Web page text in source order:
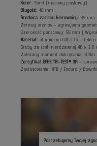
Kolor: Sand (matowy piaskowy)
Długość: 40 mm
Średnica zacisku kierownicy: 35 mm
Zerowy wznios – agresywna
Szerokość podstawy: 58 mm |
Materiał: aluminium 6061 T6 – lekki
Śruby ze stali nierdzewnej M6 x 1.0
Zalecany moment dokręcania: 8 Nm
Certyfikat EFBE TRI-TEST® GR –
Zastosowanie: MTB / Enduro /
Potrzebujemy Twojej